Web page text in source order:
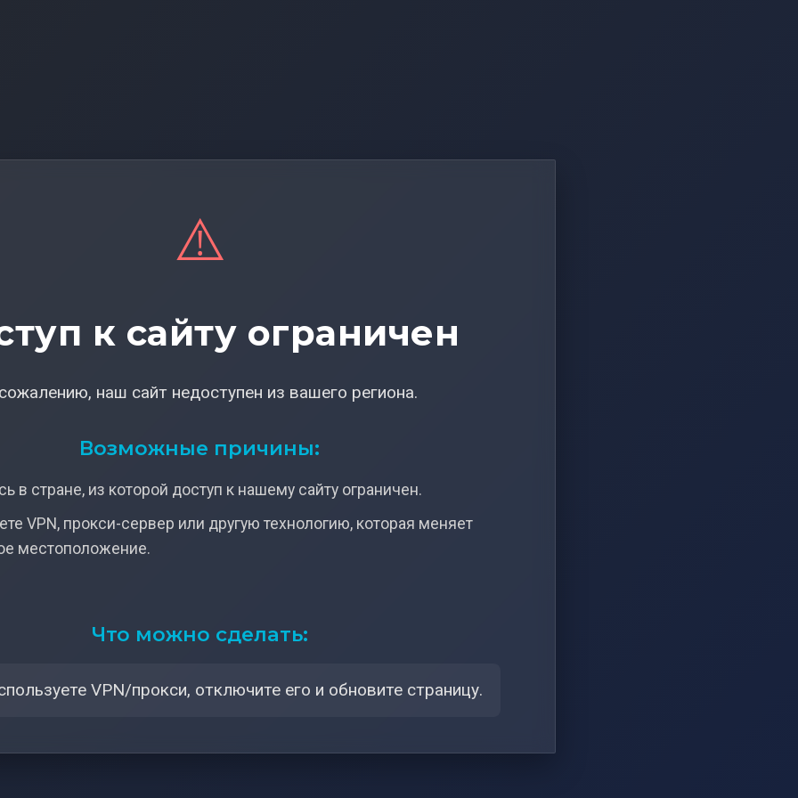
⚠️
к сайту ограничен
наш сайт недоступен из вашего региона.
Возможные причины:
в стране, из которой доступ к нашему сайту ограничен.
VPN, прокси-сервер или другую технологию, которая меняет
местоположение.
Что можно сделать:
VPN/прокси, отключите его и обновите страницу.